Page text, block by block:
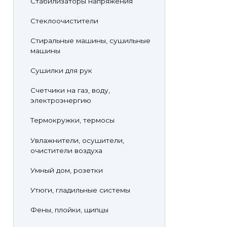
Стеклоочистители
Стиральные машины, сушильные
машины
Сушилки для рук
Счетчики на газ, воду,
электроэнергию
Термокружки, термосы
Увлажнители, осушители,
очистители воздуха
Умный дом, розетки
Утюги, гладильные системы
Фены, плойки, щипцы